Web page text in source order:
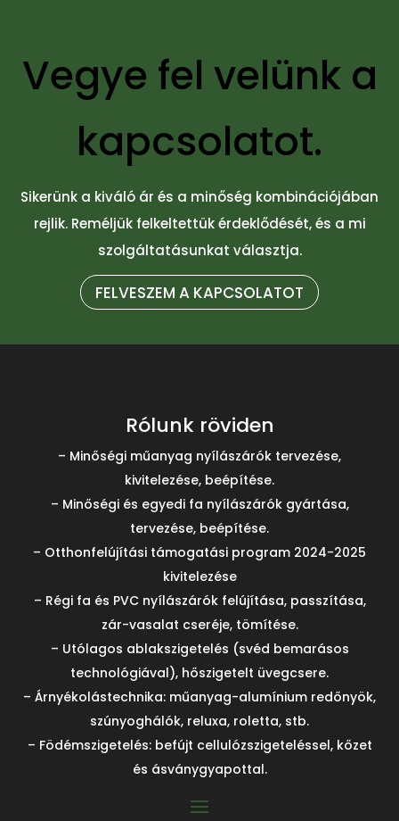
Vegye fel velünk a
kapcsolatot.
Sikerünk a kiváló ár és a minőség kombinációjában
rejlik. Reméljük felkeltettük érdeklődését, és a mi
szolgáltatásunkat választja.
FELVESZEM A KAPCSOLATOT
Rólunk röviden
– Minőségi műanyag nyílászárók tervezése,
kivitelezése, beépítése.
– Minőségi és egyedi fa nyílászárók gyártása,
tervezése, beépítése.
– Otthonfelújítási támogatási program 2024-2025
kivitelezése
– Régi fa és PVC nyílászárók felújítása, passzítása,
zár-vasalat cseréje, tömítése.
– Utólagos ablakszigetelés (svéd bemarásos
technológiával), hőszigetelt üvegcsere.
– Árnyékolástechnika: műanyag-alumínium redőnyök,
szúnyoghálók, reluxa, roletta, stb.
– Födémszigetelés: befújt cellulózszigeteléssel, kőzet
és ásványgyapottal.